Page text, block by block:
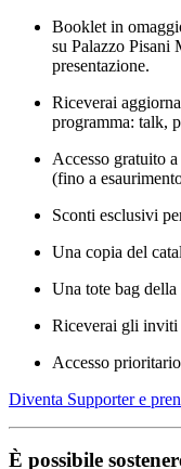
Booklet in
su Palazzo Pisani
presentazione.
Riceverai
programma: talk,
Accesso gratuito
(fino a
Sconti esclusivi
Una copia del
Una tote bag
Riceverai gli inviti
Accesso
Diventa Supporter e
È possibile